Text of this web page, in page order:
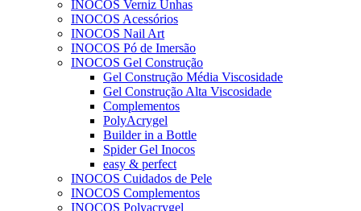
INOCOS Verniz Unhas
INOCOS Acessórios
INOCOS Nail Art
INOCOS Pó de Imersão
INOCOS Gel Construção
Gel Construção Média Viscosidade
Gel Construção Alta Viscosidade
Complementos
PolyAcrygel
Builder in a Bottle
Spider Gel Inocos
easy & perfect
INOCOS Cuidados de Pele
INOCOS Complementos
INOCOS Polyacrygel